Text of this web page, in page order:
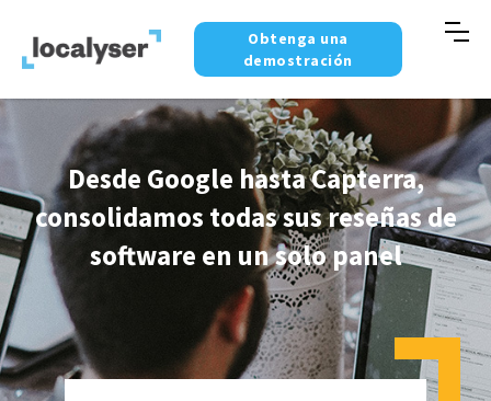
Obtenga una
demostración
Desde Google hasta Capterra,
consolidamos todas sus reseñas de
software en un solo panel